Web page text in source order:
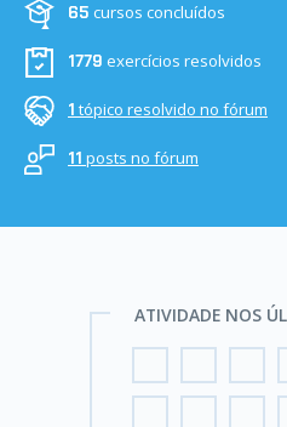
65 cursos concluídos
1779 exercícios resolvidos
1 tópico resolvido no fórum
11 posts no fórum
ATIVIDADE NOS